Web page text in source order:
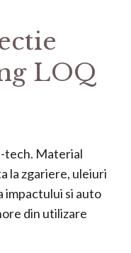
LOQ
tech. Material
la zgariere, uleiuri
impactului si auto
din utilizare